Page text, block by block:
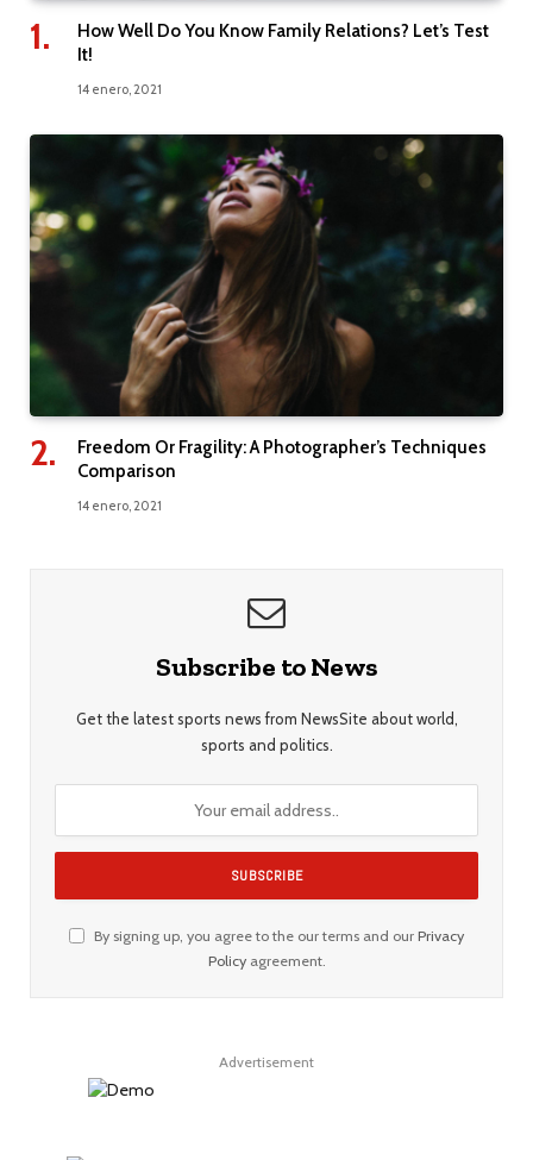
How Well Do You Know Family Relations? Let’s Test
It!
14 enero, 2021
Freedom Or Fragility: A Photographer’s Techniques
Comparison
14 enero, 2021
Subscribe to News
Get the latest sports news from NewsSite about world,
sports and politics.
By signing up, you agree to the our terms and our Privacy
Policyagreement.
Advertisement